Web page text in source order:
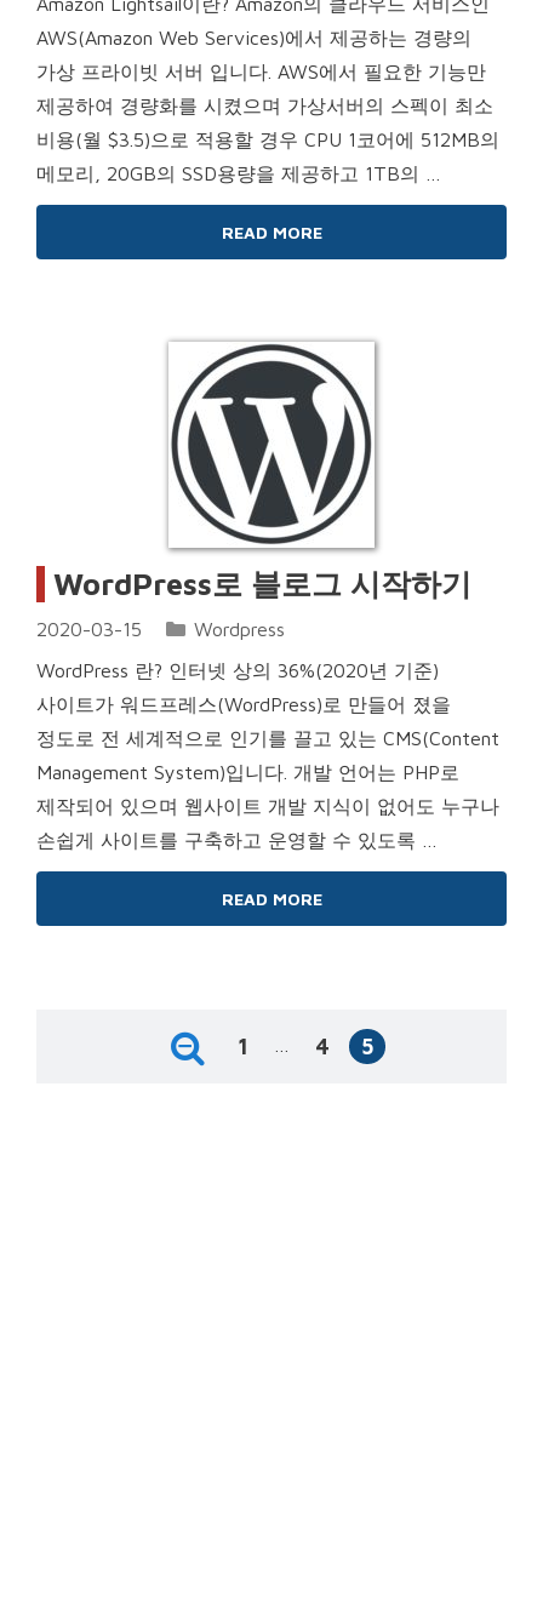
AWS(Amazon Web Services)에서 제공하는 경량의
가상 프라이빗 서버 입니다. AWS에서 필요한 기능만
제공하여 경량화를 시켰으며 가상서버의 스펙이 최소
비용(월 $3.5)으로 적용할 경우 CPU 1코어에 512MB의
메모리, 20GB의 SSD용량을 제공하고 1TB의 …
READ MORE
WordPress로 블로그 시작하기
2020-03-15 Categories
Wordpress
WordPress 란? 인터넷 상의 36%(2020년 기준)
사이트가 워드프레스(WordPress)로 만들어 졌을
정도로 전 세계적으로 인기를 끌고 있는 CMS(Content
Management System)입니다. 개발 언어는 PHP로
제작되어 있으며 웹사이트 개발 지식이 없어도 누구나
손쉽게 사이트를 구축하고 운영할 수 있도록 …
READ MORE
Page
1 Page
4 Page
5